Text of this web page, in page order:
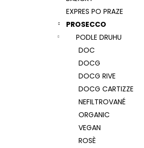
EXPRES PO PRAZE
PROSECCO
PODLE DRUHU
DOC
DOCG
DOCG RIVE
DOCG CARTIZZE
NEFILTROVANÉ
ORGANIC
VEGAN
ROSÈ
REBULI PASIN, BRUT, DOCG
277 Kč